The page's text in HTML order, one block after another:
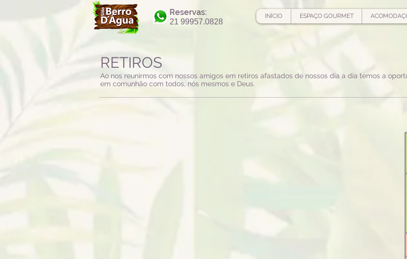
Reservas:
21 99957.0828
INÍCIO ESPAÇO GOURMET
RETIROS
Ao nos reunirmos com nossos amigos em retiros afastados de nossos dia a dia temos a
em comunhão com todos, nós mesmos e Deus.